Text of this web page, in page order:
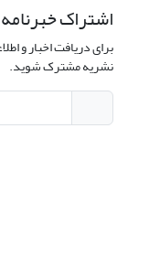
اشتراک خبرنامه
برای دریافت اخبار و
نشریه مشترک شوید.